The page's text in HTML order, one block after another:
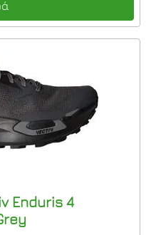
Enduris 4